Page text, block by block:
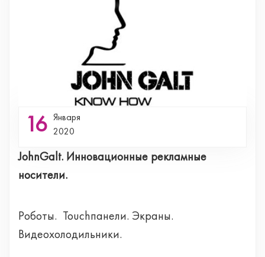
16 Января
2020
JohnGalt. Инновационные рекламные
носители.
Роботы. Touchпанели. Экраны.
Видеохолодильники.